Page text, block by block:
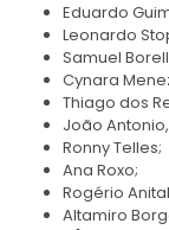
Eduardo
Leonardo
Samuel
Cynara
Thiago dos
João
Ronny Telles;
Ana Roxo;
Rogério
Altamiro